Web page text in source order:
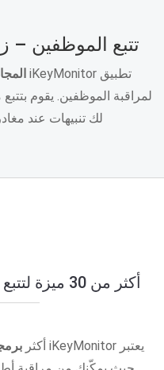
تتبع الموظفين –
تطبيق iKeyMonitor
لك تنبيهات عند
أكثر من 30 ميزة لتتبع الهواتف في iKeyMonitor
يعتبر iKeyMonitor أكثر